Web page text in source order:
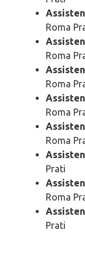
Roma
Roma
Roma
Roma
Roma
Prati
Roma
Prati